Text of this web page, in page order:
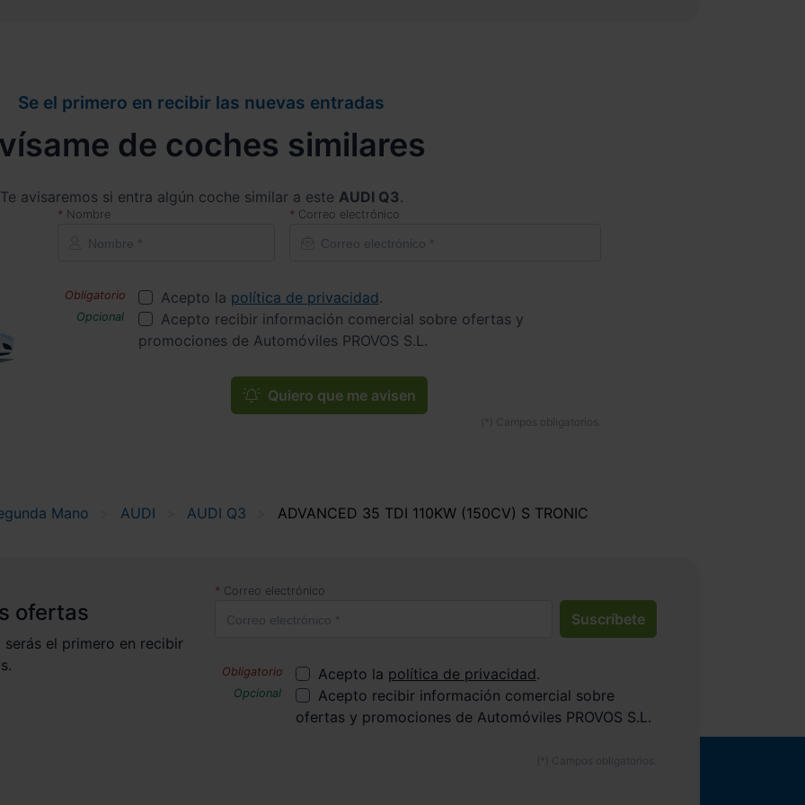
Se el primero en recibir las nuevas entradas
de coches similares
Te avisaremos si entra algún coche similar a este AUDI Q3.
Nombre Correo electrónico
Acepto la política de privacidad.
Acepto recibir información comercial sobre ofertas y
promociones de Automóviles PROVOS S.L.
Quiero que me avisen
Mano AUDI AUDI Q3 ADVANCED 35 TDI 110KW (150CV) S TRONIC
ofertas
el primero en recibir
Correo electrónico
Suscríbete
Acepto la política de privacidad.
Acepto recibir información comercial sobre
ofertas y promociones de Automóviles PROVOS S.L.